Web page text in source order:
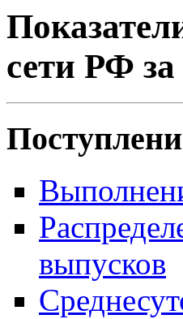
сети РФ за
выпусков